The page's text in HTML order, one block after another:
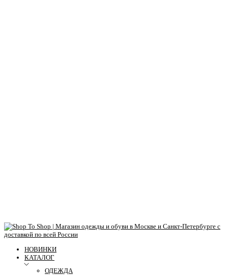
НОВИНКИ
КАТАЛОГ
ОДЕЖДА